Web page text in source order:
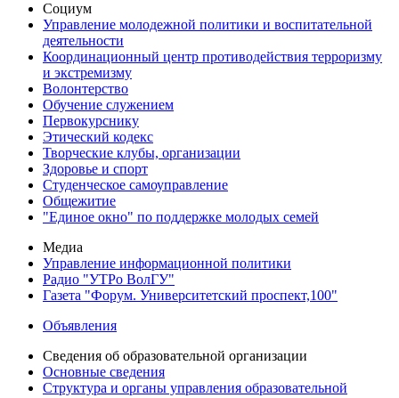
Социум
Управление молодежной политики и воспитательной
деятельности
Координационный центр противодействия терроризму
и экстремизму
Волонтерство
Обучение служением
Первокурснику
Этический кодекс
Творческие клубы, организации
Здоровье и спорт
Студенческое самоуправление
Общежитие
"Единое окно" по поддержке молодых семей
Медиа
Управление информационной политики
Радио "УТРо ВолГУ"
Газета "Форум. Университетский проспект,100"
Объявления
Сведения об образовательной организации
Основные сведения
Структура и органы управления образовательной